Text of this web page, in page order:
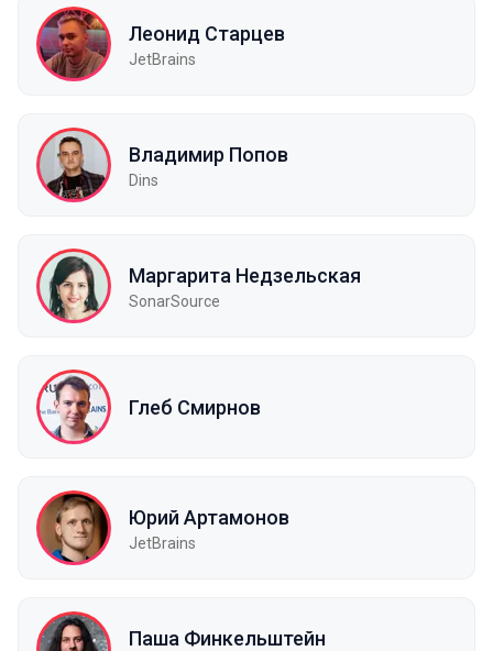
Леонид Старцев
JetBrains
Владимир Попов
Dins
Маргарита Недзельская
SonarSource
Глеб Смирнов
Юрий Артамонов
JetBrains
Паша Финкельштейн